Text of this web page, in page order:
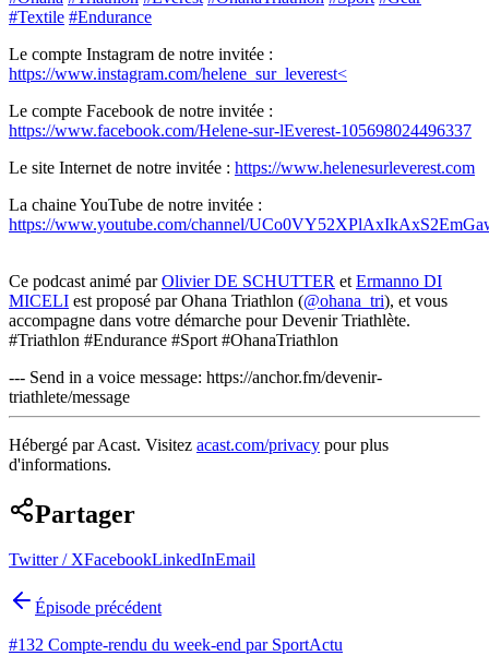
#Textile #Endurance
Le compte Instagram de notre invitée :
https://www.instagram.com/helene_sur_leverest<
Le compte Facebook de notre invitée :
https://www.facebook.com/Helene-sur-lEverest-105698024496337
Le site Internet de notre invitée : https://www.helenesurleverest.com
La chaine YouTube de notre invitée :
https://www.youtube.com/channel/
Ce podcast animé parOlivier DE SCHUTTER et Ermanno DI
MICELI est proposé par Ohana Triathlon (@ohana_tri), et vous
accompagne dans votre démarche pour Devenir Triathlète.
#Triathlon #Endurance #Sport #OhanaTriathlon
--- Send in a voice message: https://anchor.fm/devenir-
triathlete/message
Hébergé par Acast. Visitez acast.com/privacy pour plus
d'informations.
Partager
Twitter / XFacebookLinkedInEmail
Épisode précédent
#132 Compte-rendu du week-end par SportActu